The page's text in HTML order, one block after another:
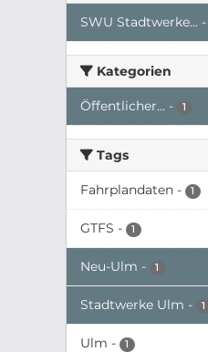
SWU Stadtwerke... -
Kategorien
Öffentlicher... - 1
Tags
Fahrplandaten - 1
GTFS - 1
Neu-Ulm - 1
Stadtwerke Ulm - 1
Ulm - 1